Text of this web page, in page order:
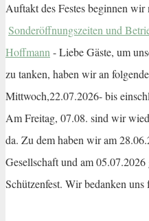
Auftakt des Festes beginnen
Sonderöffnungszeiten und
Hoffmann -Liebe Gäste, um
zu tanken, haben wir an
Mittwoch,22.07.2026- bis
Am Freitag, 07.08. sind wir
da. Zu dem haben wir am
Gesellschaft und am
Schützenfest. Wir bedanken